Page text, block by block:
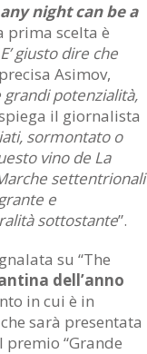
night can be a
prima scelta è
E’ giusto dire che
Asimov,
grandi potenzialità,
il giornalista
sormontato o
vino de La
settentrionali
e
sottostante”.
su “The
dell’anno
in cui è in
sarà presentata
“Grande